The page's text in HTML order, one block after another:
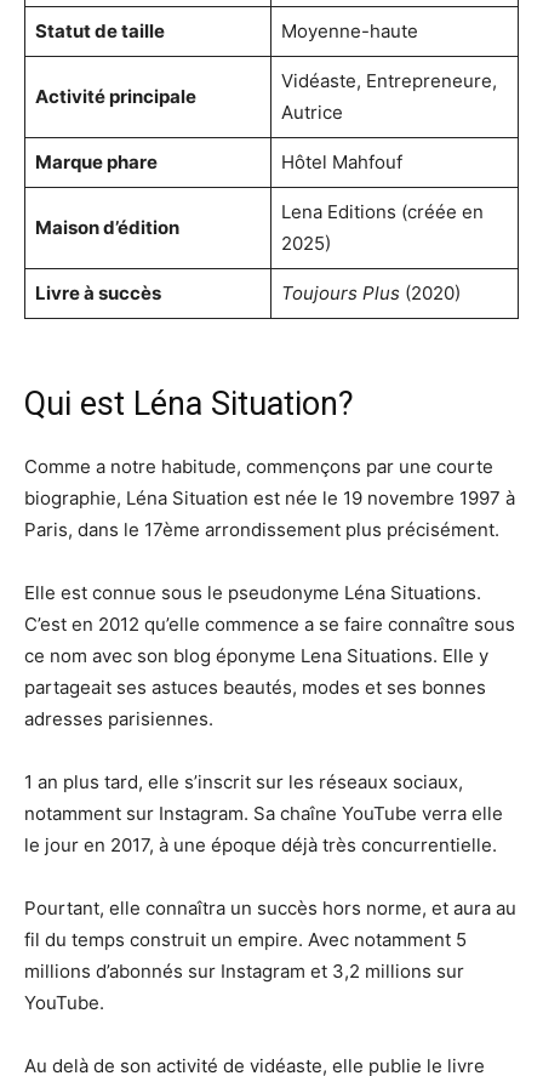
Statut de taille Moyenne-haute
Activité principale
Vidéaste, Entrepreneure,
Autrice
Marque phare Hôtel Mahfouf
Maison d’édition
Lena Editions (créée en
2025)
Livre à succès Toujours Plus (2020)
Qui est Léna Situation?
Comme a notre habitude, commençons par une courte
biographie, Léna Situation est née le 19 novembre 1997 à
Paris, dans le 17ème arrondissement plus précisément.
Elle est connue sous le pseudonyme Léna Situations.
C’est en 2012 qu’elle commence a se faire connaître sous
ce nom avec son blog éponyme Lena Situations. Elle y
partageait ses astuces beautés, modes et ses bonnes
adresses parisiennes.
1 an plus tard, elle s’inscrit sur les réseaux sociaux,
notamment sur Instagram. Sa chaîne YouTube verra elle
le jour en 2017, à une époque déjà très concurrentielle.
Pourtant, elle connaîtra un succès hors norme, et aura au
fil du temps construit un empire. Avec notamment 5
millions d’abonnés sur Instagram et 3,2 millions sur
YouTube.
Au delà de son activité de vidéaste, elle publie le livre